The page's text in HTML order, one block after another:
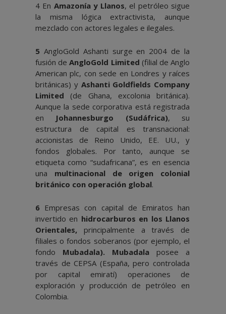
4 En Amazonía y Llanos, el petróleo sigue
la misma lógica extractivista, aunque
mezclado con actores legales e ilegales.
5 AngloGold Ashanti surge en 2004 de la
fusión deAngloGold Limited (filial de Anglo
American plc, con sede en Londres y raíces
británicas) y Ashanti Goldfields Company
Limited (de Ghana, excolonia británica).
Aunque la sede corporativa está registrada
en Johannesburgo (Sudáfrica), su
estructura de capital es transnacional:
accionistas de Reino Unido, EE. UU., y
fondos globales. Por tanto, aunque se
etiqueta como “sudafricana”, es en esencia
una multinacional de origen colonial
británico con operación global.
6 Empresas con capital de Emiratos han
invertido en hidrocarburos en los Llanos
Orientales, principalmente a través de
filiales o fondos soberanos (por ejemplo, el
fondo Mubadala). Mubadala posee a
través de CEPSA (España, pero controlada
por capital emiratí) operaciones de
exploración y producción de petróleo en
Colombia.